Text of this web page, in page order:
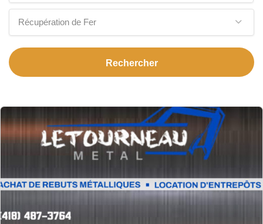
Récupération de Fer